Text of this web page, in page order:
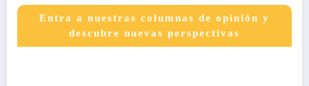
Entra a nuestras columnas de opinión y
descubre nuevas perspectivas